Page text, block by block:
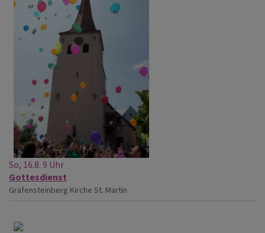
So, 16.8. 9 Uhr
Gottesdienst
Gräfensteinberg Kirche St. Martin